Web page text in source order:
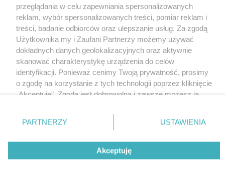
ogrodowo ... cz.7
7.7k 0 7
pwyso
Zakochałam się )))
8.2k 0
megi65
Wersja mobilna Napisz do nas
Regulamin
Polityka cookies
Polityka prywatności Reklama
przeglądania w celu zapewniania spersonalizowanych
reklam, wybór spersonalizowanych treści, pomiar reklam i
treści, badanie odbiorców oraz ulepszanie usług. Za zgodą
Użytkownika my i Zaufani Partnerzy możemy używać
dokładnych danych geolokalizacyjnych oraz aktywnie
skanować charakterystykę urządzenia do celów
identyfikacji. Ponieważ cenimy Twoją prywatność, prosimy
o zgodę na korzystanie z tych technologii poprzez kliknięcie
„Akceptuję”. Zgoda jest dobrowolna i zawsze możesz ją
znajdujący się w lewym dolnym rogu strony
. Niektóre
rodzaje przetwarzania danych nie wymagają zgody
użytkownika, ale masz prawo sprzeciwić się takiemu
przetwarzaniu. Preferencje będą miały zastosowania tylko
na tej witrynie.
PARTNERZY USTAWIENIA
Akceptuję